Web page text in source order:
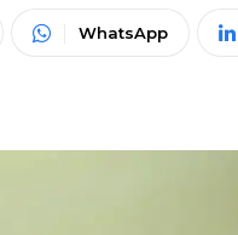
WhatsApp